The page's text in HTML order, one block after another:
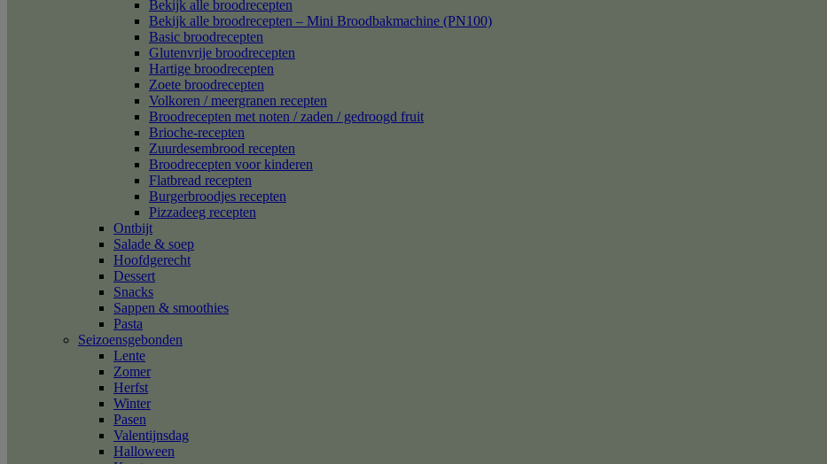
Bekijk alle broodrecepten
Bekijk alle broodrecepten – Mini Broodbakmachine (PN100)
Basic broodrecepten
Glutenvrije broodrecepten
Hartige broodrecepten
Zoete broodrecepten
Volkoren / meergranen recepten
Broodrecepten met noten / zaden / gedroogd fruit
Brioche-recepten
Zuurdesembrood recepten
Broodrecepten voor kinderen
Flatbread recepten
Burgerbroodjes recepten
Pizzadeeg recepten
Ontbijt
Salade & soep
Hoofdgerecht
Dessert
Snacks
Sappen & smoothies
Pasta
Seizoensgebonden
Lente
Zomer
Herfst
Winter
Pasen
Valentijnsdag
Halloween